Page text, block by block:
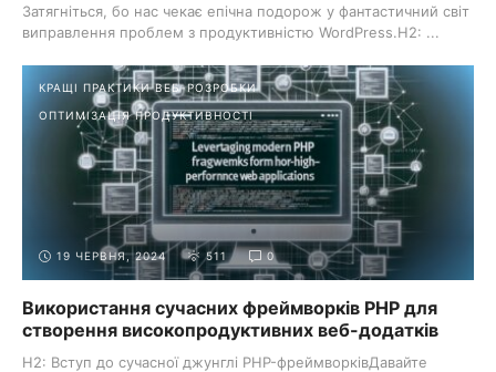
Затягніться, бо нас чекає епічна подорож у фантастичний світ
виправлення проблем з продуктивністю WordPress.H2: ...
КРАЩІ ПРАКТИКИ ВЕБ-РОЗРОБКИ
ОПТИМІЗАЦІЯ ПРОДУКТИВНОСТІ
19 ЧЕРВНЯ, 2024 511 0
Використання сучасних фреймворків PHP для
створення високопродуктивних веб-додатків
H2: Вступ до сучасної джунглі PHP-фреймворківДавайте